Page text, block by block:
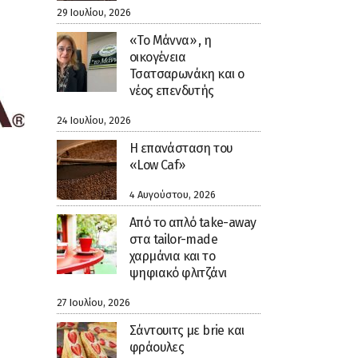
29 Ιουλίου, 2026
«Το Μάννα» , η
οικογένεια
Τσατσαρωνάκη και ο
νέος επενδυτής
24 Ιουλίου, 2026
Η επανάσταση του
«Low Caf»
4 Αυγούστου, 2026
Από το απλό take-away
στα tailor-made
χαρμάνια και το
ψηφιακό φλιτζάνι
27 Ιουλίου, 2026
Σάντουιτς με brie και
φράουλες